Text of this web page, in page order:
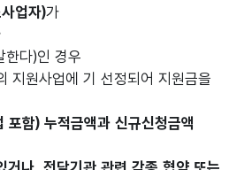
업자)가
한다)인 경우
지원사업에 기 선정되어 지원금을
함) 누적금액과 신규신청금액